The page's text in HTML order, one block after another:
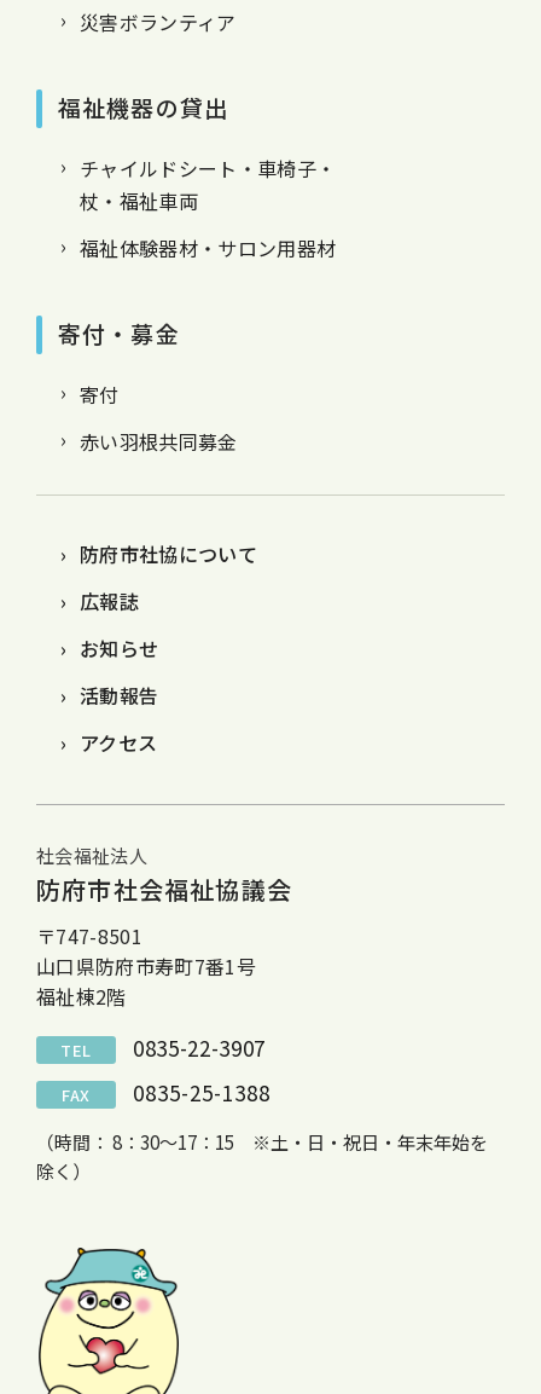
災害ボランティア
福祉機器の貸出
チャイルドシート・車椅子・
杖・福祉車両
福祉体験器材・サロン用器材
寄付・募金
寄付
赤い羽根共同募金
防府市社協について
広報誌
お知らせ
活動報告
アクセス
社会福祉法人
防府市社会福祉協議会
〒747-8501
山口県防府市寿町7番1号
福祉棟2階
TEL 0835-22-3907
FAX 0835-25-1388
（時間： 8：30～17：15 ※土・日・祝日・年末年始を
除く）